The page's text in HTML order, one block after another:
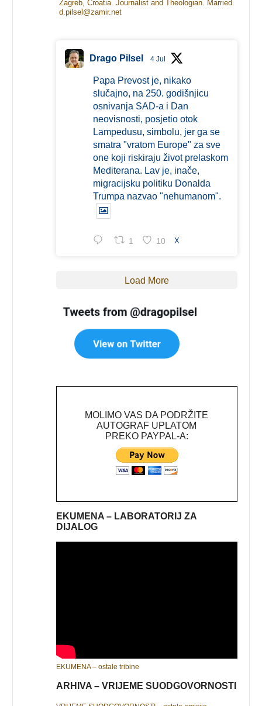
Zagreb, Croatia. Journalist and Theologian. Married.
d.pilsel@zamir.net
Drago Pilsel 4 Jul
Papa Prevost je, nikako
slučajno, na 250. godišnjicu
osnivanja SAD-a i Dan
neovisnosti, posjetio otok
Lampedusu, simbolu, jer ga se
smatra "vratom Europe" za sve
one koji riskiraju život prelaskom
Mediterana. Lav je, inače,
migracijsku politiku Donalda
Trumpa nazvao "nehumanom".
1 10 X
Load More
MOLIMO VAS DA PODRŽITE
AUTOGRAF UPLATOM
PREKO PAYPAL-A:
EKUMENA – LABORATORIJ ZA
DIJALOG
EKUMENA – ostale tribine
ARHIVA – VRIJEME SUODGOVORNOSTI